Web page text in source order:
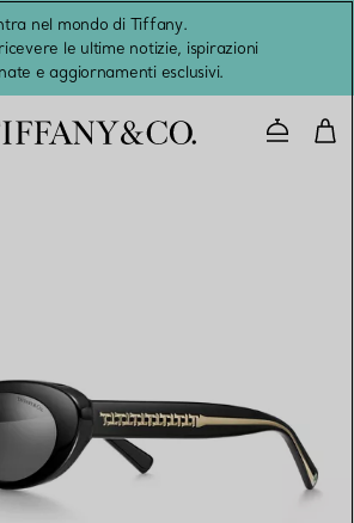
nel mondo di Tiffany.
le ultime notizie, ispirazioni
e aggiornamenti esclusivi.